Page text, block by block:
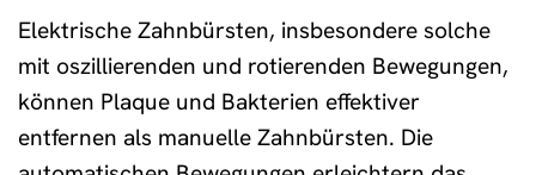
Elektrische Zahnbürsten, insbesondere solche
mit oszillierenden und rotierenden Bewegungen,
können Plaque und Bakterien effektiver
entfernen als manuelle Zahnbürsten. Die